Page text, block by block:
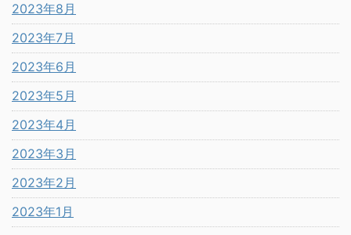
2023年8月
2023年7月
2023年6月
2023年5月
2023年4月
2023年3月
2023年2月
2023年1月